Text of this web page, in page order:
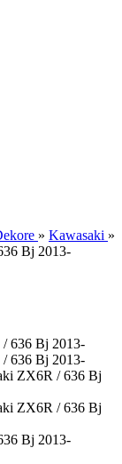
» Kawasaki »
Bj 2013-
Bj 2013-